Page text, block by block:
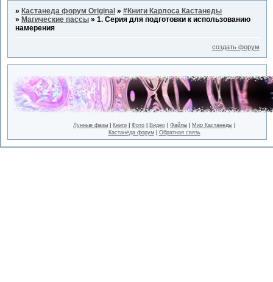
»Кастанеда форум Original »#Книги Карлоса Кастанеды
»Магические пассы »1. Серия для подготовки к использованию
намерения
создать форум
Лунные фазы Книги Фото Видео Файлы Мир Кастанеды
Кастанеда форум| Обратная связь